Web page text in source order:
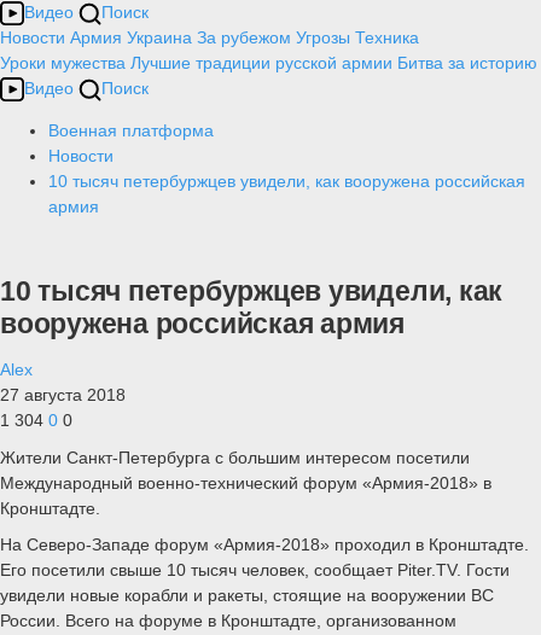
Видео
Поиск
Новости Армия Украина За рубежом Угрозы Техника
Уроки мужества Лучшие традиции русской армии Битва за историю
Видео
Поиск
Военная платформа
Новости
10 тысяч петербуржцев увидели, как вооружена российская
армия
10 тысяч петербуржцев увидели, как
вооружена российская армия
Alex
27 августа 2018
1 304 0 0
Жители Санкт-Петербурга с большим интересом посетили
Международный военно-технический форум «Армия-2018» в
Кронштадте.
На Северо-Западе форум «Армия-2018» проходил в Кронштадте.
Его посетили свыше 10 тысяч человек, сообщает Piter.TV. Гости
увидели новые корабли и ракеты, стоящие на вооружении ВС
России. Всего на форуме в Кронштадте, организованном